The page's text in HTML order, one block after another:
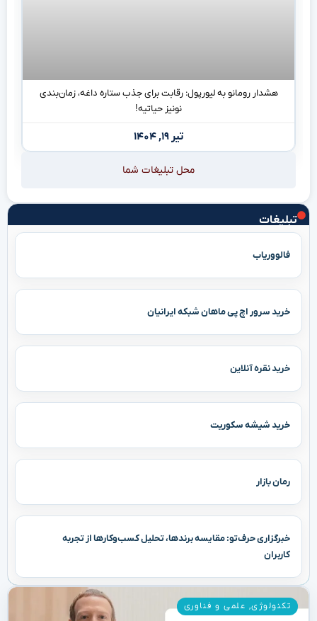
تبلیغات
فالووریاب
خرید سرور اچ پی ماهان شبکه ایرانیان
خرید نقره آنلاین
خرید شیشه سکوریت
رمان بازار
خبرگزاری حرف‌تو: مقایسه برندها، تحلیل کسب‌وکارها از تجربه
کاربران
تکنولوژی, علمی و فناوری
هشدار رومانو به لیورپول: رقابت برای جذب ستاره داغه، زمان‌بندی
نونیز حیاتیه!
تیر ۱۹, ۱۴۰۴
محل تبلیغات شما